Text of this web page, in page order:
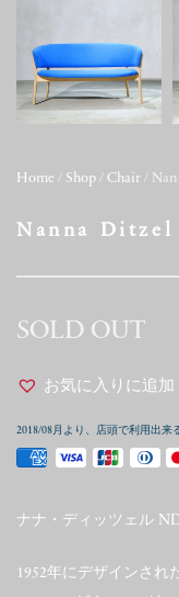
Home / Shop / Chair /
Nanna
SOLD OUT
お気に入りに追加
2018/08月より、店頭で利用出来
ナナ・ディッツェル
1952年にデザインされ